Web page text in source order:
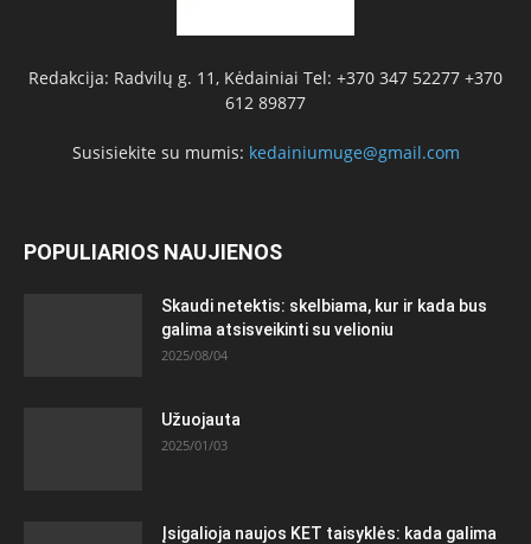
Redakcija: Radvilų g. 11, Kėdainiai Tel: +370 347 52277 +370
612 89877
Susisiekite su mumis: kedainiumuge@gmail.com
POPULIARIOS NAUJIENOS
Skaudi netektis: skelbiama, kur ir kada bus
galima atsisveikinti su velioniu
2025/08/04
Užuojauta
2025/01/03
Įsigalioja naujos KET taisyklės: kada galima